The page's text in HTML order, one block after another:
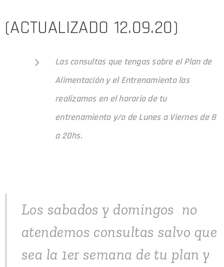
(ACTUALIZADO 12.09.20)
Las consultas que tengas sobre el Plan de
Alimentación y el Entrenamiento las
realizamos en el horario de tu
entrenamiento y/ode Lunes a Viernes de 8
a 20hs.
Los sabados y domingos no
atendemos consultas salvo que
sea la 1er semana de tu plan y